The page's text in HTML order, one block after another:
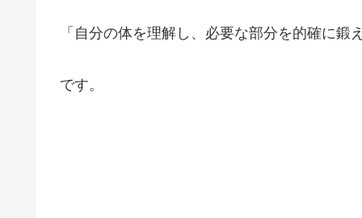
「自分の体を理解し、必要な部分を的確に鍛
です。